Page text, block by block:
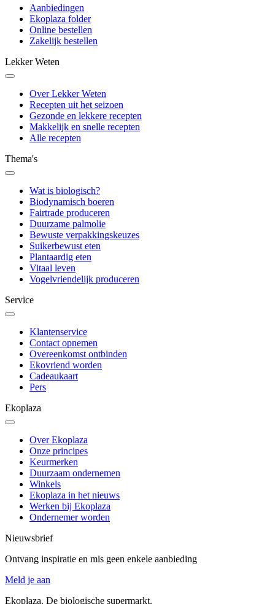
Aanbiedingen
Ekoplaza folder
Online bestellen
Zakelijk bestellen
Lekker Weten
Over Lekker Weten
Recepten uit het seizoen
Gezonde en lekkere recepten
Makkelijk en snelle recepten
Alle recepten
Thema's
Wat is biologisch?
Biodynamisch boeren
Fairtrade produceren
Duurzame palmolie
Bewuste verpakkingskeuzes
Suikerbewust eten
Plantaardig eten
Vitaal leven
Vogelvriendelijk produceren
Service
Klantenservice
Contact opnemen
Overeenkomst ontbinden
Ekovriend worden
Cadeaukaart
Pers
Ekoplaza
Over Ekoplaza
Onze principes
Keurmerken
Duurzaam ondernemen
Winkels
Ekoplaza in het nieuws
Werken bij Ekoplaza
Ondernemer worden
Nieuwsbrief
Ontvang inspiratie en mis geen enkele aanbieding
Meld je aan
Ekoplaza. De biologische supermarkt.